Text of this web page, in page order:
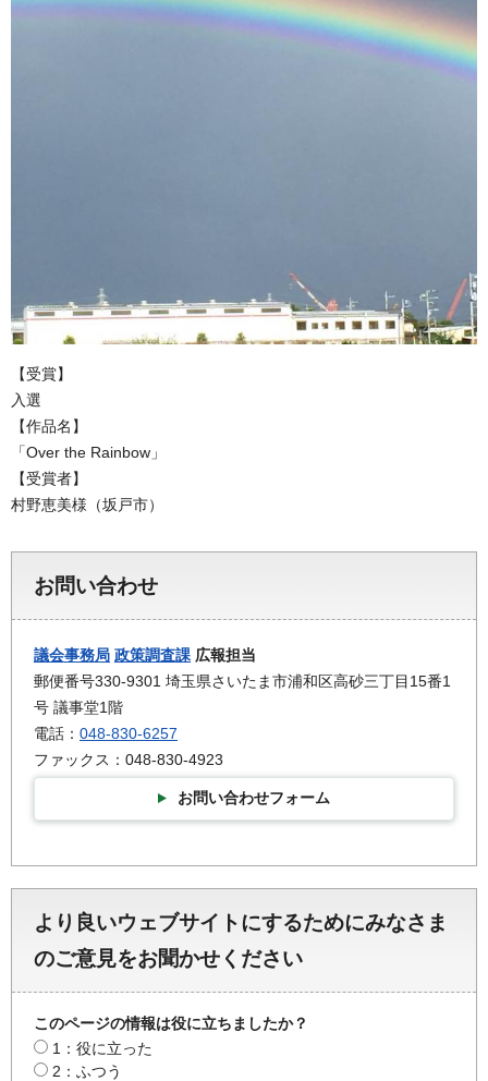
【受賞】
入選
【作品名】
「Over the Rainbow」
【受賞者】
村野恵美様（坂戸市）
お問い合わせ
議会事務局 政策調査課 広報担当
郵便番号330-9301 埼玉県さいたま市浦和区高砂三丁目15番1
号 議事堂1階
電話： 048-830-6257
ファックス：048-830-4923
お問い合わせフォーム
より良いウェブサイトにするためにみなさま
のご意見をお聞かせください
このページの情報は役に立ちましたか？
1：役に立った
2：ふつう